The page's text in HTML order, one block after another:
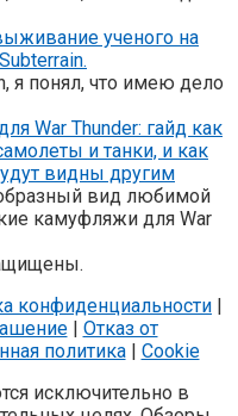
ученого на
я понял, что имею дело
War Thunder: гайд как
и танки, и как
видны другим
вид любимой
камуфляжи для War
конфиденциальности
| Отказ от
политика| Cookie
исключительно в